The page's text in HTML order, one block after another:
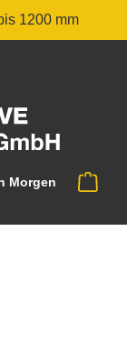
1200 mm
Morgen